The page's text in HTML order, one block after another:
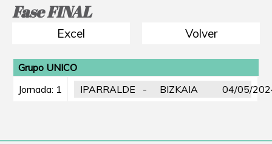
Fase FINAL
Excel Volver
Grupo UNICO
Jornada: 1
IPARRALDE - BIZKAIA 04/05/